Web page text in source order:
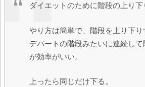
ダイエットのために階段の上り下
やり方は簡単で、階段を上り下り
デパートの階段みたいに連続し
が効率がいい。
上ったら同じだけ下る。